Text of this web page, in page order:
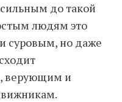
до такой
людям это
суровым, но даже
верующим и